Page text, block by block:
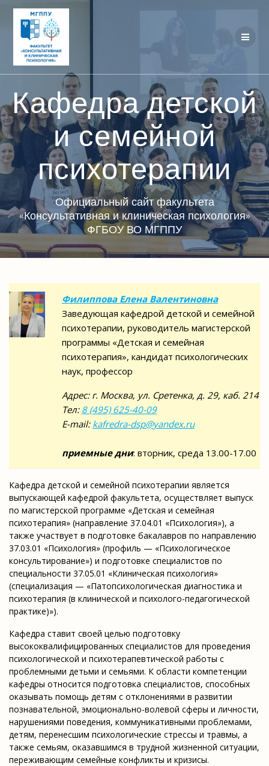
Кафедра детской
и семейной
психотерапии
Официальный сайт факультета
«Консультативная и клиническая психология»
ФГБОУ ВО МГППУ
Филиппова Елена Валентиновна
Заведующая кафедрой детской и семейной
психотерапии, руководитель магистерской
программы «Детская и семейная
психотерапия», кандидат психологических
наук, профессор
Адрес: г. Москва, ул. Сретенка, д. 29, каб. 214
Тел: 8 (495) 625-40-09
E-mail: kafredra-dsp@yandex.ru
приемные дни: вторник, среда 13.00-17.00
Кафедра детской и семейной психотерапии является
выпускающей кафедрой факультета, осуществляет выпуск
по магистерской программе «Детская и семейная
психотерапия» (направление 37.04.01 «Психология»), а
также участвует в подготовке бакалавров по направлению
37.03.01 «Психология» (профиль — «Психологическое
консультирование») и подготовке специалистов по
специальности 37.05.01 «Клиническая психология»
(специализация — «Патопсихологическая диагностика и
психотерапия (в клинической и психолого-педагогической
практике)»).
Кафедра ставит своей целью подготовку
высококвалифицированных специалистов для проведения
психологической и психотерапевтической работы с
проблемными детьми и семьями. К области компетенции
кафедры относится подготовка специалистов, способных
оказывать помощь детям с отклонениями в развитии
познавательной, эмоционально-волевой сферы и личности,
нарушениями поведения, коммуникативными проблемами,
детям, перенесшим психологические стрессы и травмы, а
также семьям, оказавшимся в трудной жизненной ситуации,
переживающим семейные конфликты и кризисы.